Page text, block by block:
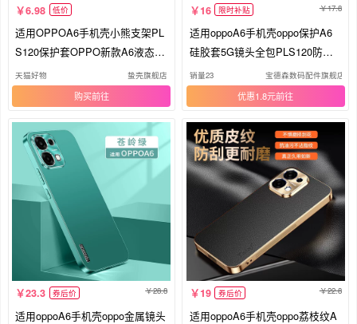
6.98 低价
适用OPPOA6手机壳小熊支架PL
S120保护套OPPO新款A6液态硅
胶全包防摔5G高级感OPPOPLS
外壳OPA0PP0OPPA65G男女
天猫好物 蛰壳旗舰店
购买
16 限时补贴 17.8
适用oppoA6手机壳oppo保护A6
硅胶套5G镜头全包PLS120防摔
软opa6男女65g高级感oppopls新
款超薄钢化膜简约直边
销量23 宝德森数码配件旗舰店
优惠1.8元
23.3 券后价 28.8
适用oppoA6手机壳oppo金属镜头
19 券后价 22.8
适用oppoA6手机壳oppo荔枝纹A